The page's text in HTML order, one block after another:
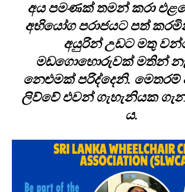
අය පමණක් තමන් කරා
අභියෝග පරාජයට පත්
අයුරින් උඩට මතු
මඩගොහොරුවක් මතින්
නෙළුමක් පරිද්දෙනි. මෙතරම්
ලිව්වේ එවන් ගැහැනියක
ය.